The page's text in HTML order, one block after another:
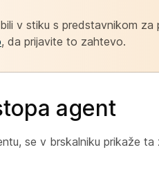
v stiku s predstavnikom
, da prijavite to zahtevo.
agent
se v brskalniku prikaže ta